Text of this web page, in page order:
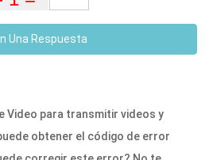
Una Respuesta
Video para transmitir videos y
obtener el código de error